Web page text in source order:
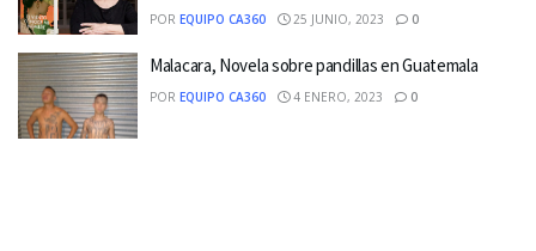
POR EQUIPO CA360 25 JUNIO, 2023 0
Malacara, Novela sobre pandillas en Guatemala
POR EQUIPO CA360 4 ENERO, 2023 0